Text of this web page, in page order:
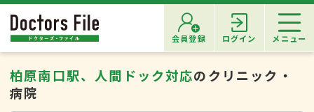
会員登録 ログイン メニュー
柏原南口駅、人間ドック対応のクリニック・
病院